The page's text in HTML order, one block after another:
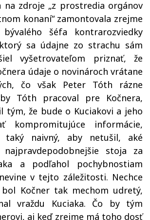
na zdroje „z prostredia orgánov
konaní“ zamontovala zrejme
šéfa kontrarozviedky
sa údajne zo strachu sám
vyšetrovateľom priznať, že
údaje o novinároch vrátane
čo však Peter Tóth rázne
Tóth pracoval pre Kočnera,
tým, že bude o Kuciakovi a jeho
kompromitujúce informácie,
naivný, aby netušil, aké
stoja za
a podľahol pochybnostiam
v tejto záležitosti. Nechce
Kočner tak mechom udretý,
vraždu Kuciaka. Čo by tým
aj keď zrejme má toho dosť